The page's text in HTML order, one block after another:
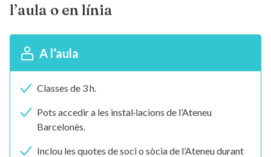
l’aula o en línia
A l’aula
Classes de 3 h.
Pots accedir a les instal·lacions de l’Ateneu
Barcelonès.
Inclou les quotes de soci o sòcia de l’Ateneu durant